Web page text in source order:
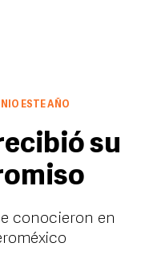
ESTE AÑO
su
conocieron en